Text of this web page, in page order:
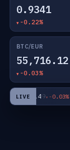
0.9341
-0.22%
BTC/EUR
55,716.12
-0.03%
LIVE
JPY182.49 -0.03%